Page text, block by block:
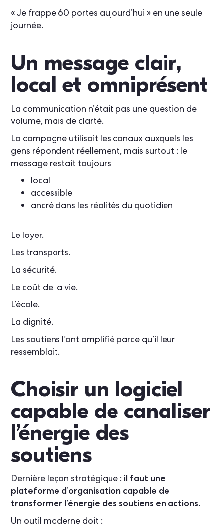
« Je frappe 60 portes aujourd’hui » en une seule
journée.
Un message clair,
local et omniprésent
La communication n’était pas une question de
volume, mais de clarté.
La campagne utilisait les canaux auxquels les
gens répondent réellement, mais surtout : le
message restait toujours
local
accessible
ancré dans les réalités du quotidien
Le loyer.
Les transports.
La sécurité.
Le coût de la vie.
L’école.
La dignité.
Les soutiens l’ont amplifié parce qu’il leur
ressemblait.
Choisir un logiciel
capable de canaliser
l’énergie des
soutiens
Dernière leçon stratégique : il faut une
plateforme d’organisation capable de
transformer l’énergie des soutiens en actions.
Un outil moderne doit :